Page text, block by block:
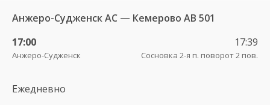
Анжеро-Судженск АС — Кемерово АВ 501
17:00
Анжеро-Судженск
17:39
Сосновка 2-я п. поворот 2 пов.
Ежедневно